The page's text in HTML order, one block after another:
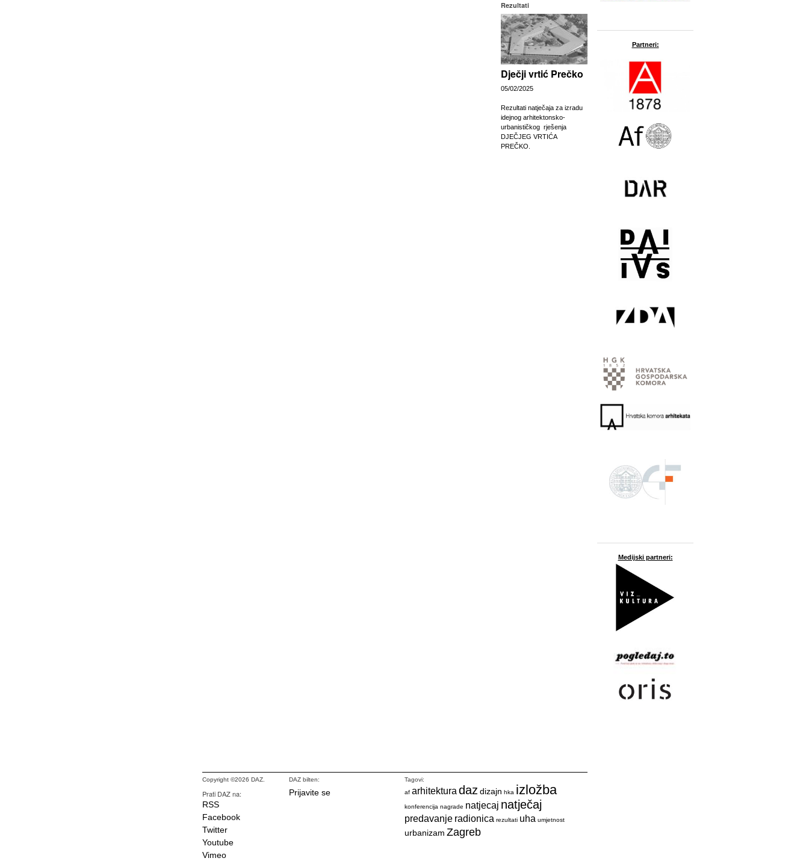
Rezultati
Dječji vrtić Prečko
05/02/2025
Rezultati natječaja za izradu
idejnog arhitektonsko-
urbanističkog rješenja
DJEČJEG VRTIĆA
PREČKO.
Partneri:
Medijski partneri:
Copyright ©2026 DAZ.
Prati DAZ na:
RSS
Facebook
Twitter
Youtube
Vimeo
DAZ bilten:
Prijavite se
Tagovi:
af arhitektura daz dizajn hka izložba
konferencija nagrade natjecaj natječaj
predavanje radionica rezultati uha umjetnost
urbanizam Zagreb